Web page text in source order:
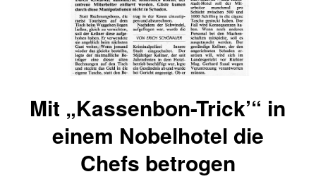
Mit „Kassenbon-Trick’“ in
einem Nobelhotel die
Chefs betrogen